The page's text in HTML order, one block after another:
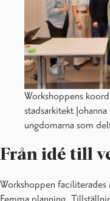
Workshoppens
stadsarkitekt
ungdomarna som
Från idé till
Workshoppen